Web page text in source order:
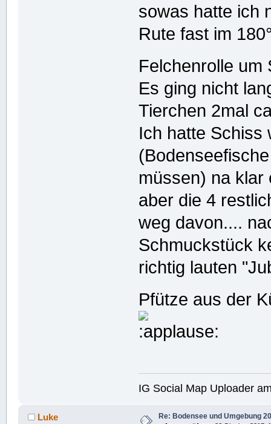
sowas hatte ich
Rute fast im
Felchenrolle
Es ging nicht
Tierchen 2mal
Ich hatte Schiss
müssen) na klar
aber die 4
weg davon....
Schmuckstück
richtig lauten
Pfütze aus der
IG Social Map Uploader
Luke Re: Bodensee und Umgebung